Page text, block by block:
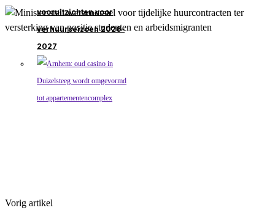
vooruitzichten voor
verhuurseizoen 2026–
2027
Vorig artikel